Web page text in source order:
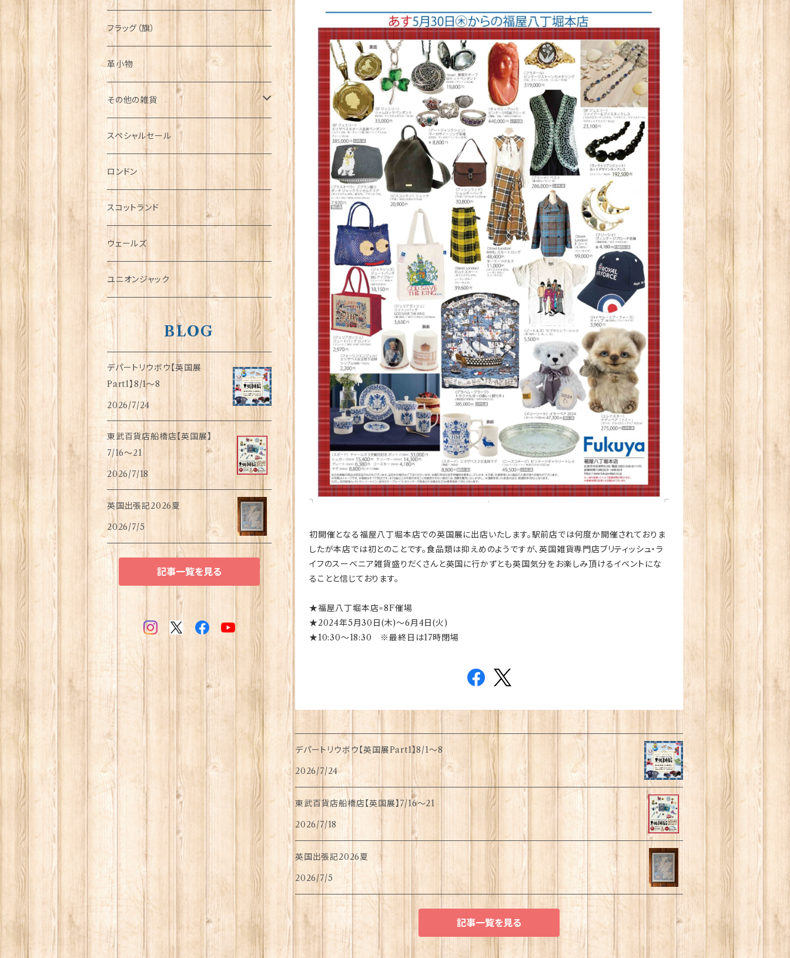
初開催となる福屋八丁堀本店での英国展に出店いたします。駅前店では何度か開催されておりま
したが本店では初とのことです。食品類は抑えめのようですが、英国雑貨専門店ブリティッシュ・ラ
イフのスーベニア雑貨盛りだくさんと英国に行かずとも英国気分をお楽しみ頂けるイベントにな
ることと信じております。
★福屋八丁堀本店=8F催場
★2024年5月30日(木)～6月4日(火)
★10:30～18:30 ※最終日は17時閉場
デパートリウボウ【英国展Part1】8/1〜8
2026/7/24
東武百貨店船橋店【英国展】7/16～21
2026/7/18
英国出張記2026夏
2026/7/5
記事一覧を見る
フラッグ（旗）
革小物
その他の雑貨
ミニカー
チャーム
犬グッズ
傘
指貫(シンブル)
スペシャルセール
ロンドン
スコットランド
ウェールズ
ユニオンジャック
BLOG
デパートリウボウ【英国展
Part1】8/1〜8
2026/7/24
東武百貨店船橋店【英国展】
7/16～21
2026/7/18
英国出張記2026夏
2026/7/5
記事一覧を見る